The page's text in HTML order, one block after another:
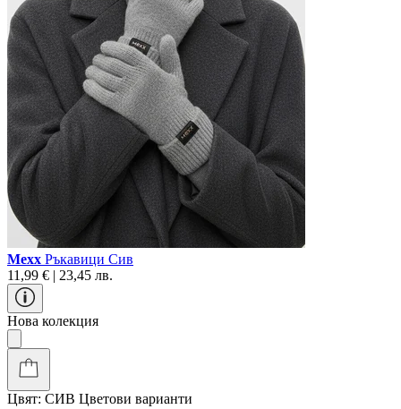
Mexx Ръкавици Сив
11,99 € | 23,45 лв.
Нова колекция
Цвят: СИВ Цветови варианти